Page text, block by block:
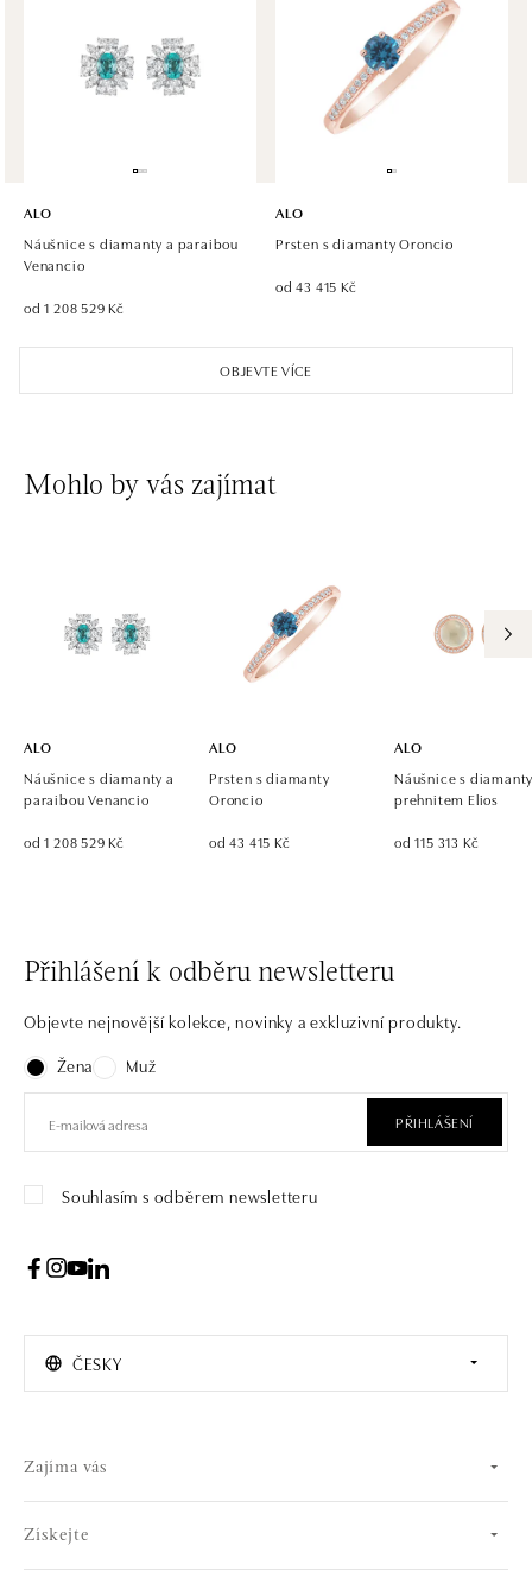
ALO diamonds, Westfield, Praha 4 - Chodov
Roztylská 2321/19, 148 00 Praha 4 - Chodov
tel.: +420 773 585 559, +420 730 802 800
ALO diamonds Hilton, Košice
dnes otevřeno od 09:00
Einsteinova 18, 851 01 Bratislava
ALO diamonds OC Avion, Bratislava
Ivanská cesta 16, 821 04 Bratislava
ALO diamonds OC Eurovea, Bratislava
Pribinova 8, 811 09 Bratislava
tel.: +421 917 090 700, +421 918 777 670
OBJEVTE VÍCE
ALO
Náušnice s diamanty a paraibou
Venancio
od 1 208 529 Kč
ALO
Prsten s diamanty Oroncio
od 43 415 Kč
Mohlo by vás zajímat
ALO
Náušnice s diamanty a
paraibou Venancio
od 1 208 529 Kč
ALO
Prsten s diamanty
Oroncio
od 43 415 Kč
ALO
Náušnice s
prehnitem Elios
od 115 313 Kč
Přihlášení k odběru newsletteru
Objevte nejnovější kolekce, novinky a exkluzivní produkty.
Žena
Muž
PŘIHLÁŠENÍ
Souhlasím s odběrem newsletteru
ČESKY
Zajíma vás
Získejte